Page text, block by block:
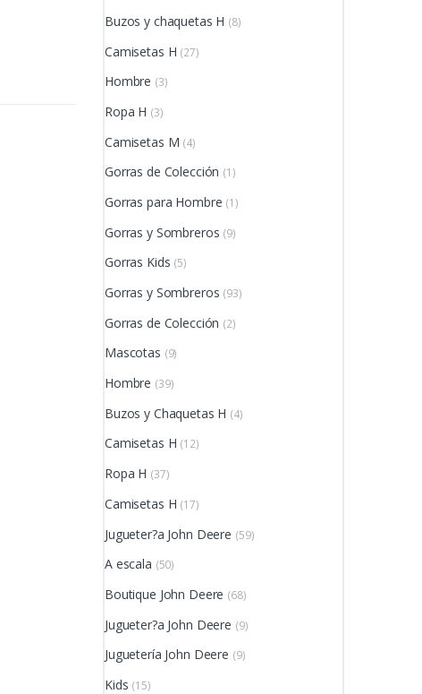
Buzos y chaquetas H (8)
Camisetas H (27)
Hombre (3)
Ropa H (3)
Camisetas M (4)
Gorras de Colección (1)
Gorras para Hombre (1)
Gorras y Sombreros (9)
Gorras Kids (5)
Gorras y Sombreros (93)
Gorras de Colección (2)
Mascotas (9)
Hombre (39)
Buzos y Chaquetas H (4)
Camisetas H (12)
Ropa H (37)
Camisetas H (17)
Jugueter?a John Deere (59)
A escala (50)
Boutique John Deere (68)
Jugueter?a John Deere (9)
Juguetería John Deere (9)
Kids (15)